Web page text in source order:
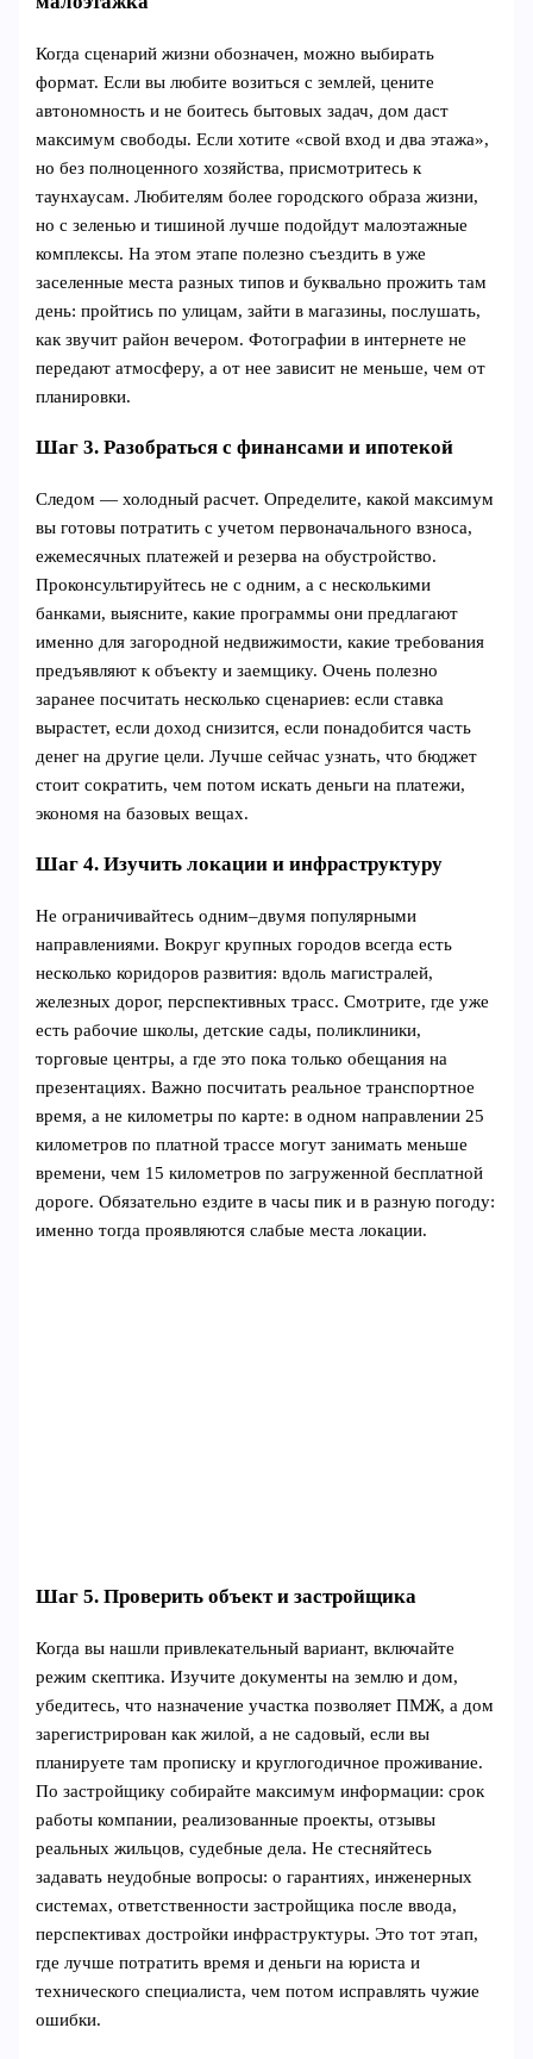
Когда сценарий жизни обозначен, можно выбирать
формат. Если вы любите возиться с землей, цените
автономность и не боитесь бытовых задач, дом даст
максимум свободы. Если хотите «свой вход и два этажа»,
но без полноценного хозяйства, присмотритесь к
таунхаусам. Любителям более городского образа жизни,
но с зеленью и тишиной лучше подойдут малоэтажные
комплексы. На этом этапе полезно съездить в уже
заселенные места разных типов и буквально прожить там
день: пройтись по улицам, зайти в магазины, послушать,
как звучит район вечером. Фотографии в интернете не
передают атмосферу, а от нее зависит не меньше, чем от
планировки.
Шаг 3. Разобраться с финансами и ипотекой
Следом — холодный расчет. Определите, какой максимум
вы готовы потратить с учетом первоначального взноса,
ежемесячных платежей и резерва на обустройство.
Проконсультируйтесь не с одним, а с несколькими
банками, выясните, какие программы они предлагают
именно для загородной недвижимости, какие требования
предъявляют к объекту и заемщику. Очень полезно
заранее посчитать несколько сценариев: если ставка
вырастет, если доход снизится, если понадобится часть
денег на другие цели. Лучше сейчас узнать, что бюджет
стоит сократить, чем потом искать деньги на платежи,
экономя на базовых вещах.
Шаг 4. Изучить локации и инфраструктуру
Не ограничивайтесь одним–двумя популярными
направлениями. Вокруг крупных городов всегда есть
несколько коридоров развития: вдоль магистралей,
железных дорог, перспективных трасс. Смотрите, где уже
есть рабочие школы, детские сады, поликлиники,
торговые центры, а где это пока только обещания на
презентациях. Важно посчитать реальное транспортное
время, а не километры по карте: в одном направлении 25
километров по платной трассе могут занимать меньше
времени, чем 15 километров по загруженной бесплатной
дороге. Обязательно ездите в часы пик и в разную погоду:
именно тогда проявляются слабые места локации.
Шаг 5. Проверить объект и застройщика
Когда вы нашли привлекательный вариант, включайте
режим скептика. Изучите документы на землю и дом,
убедитесь, что назначение участка позволяет ПМЖ, а дом
зарегистрирован как жилой, а не садовый, если вы
планируете там прописку и круглогодичное проживание.
По застройщику собирайте максимум информации: срок
работы компании, реализованные проекты, отзывы
реальных жильцов, судебные дела. Не стесняйтесь
задавать неудобные вопросы: о гарантиях, инженерных
системах, ответственности застройщика после ввода,
перспективах достройки инфраструктуры. Это тот этап,
где лучше потратить время и деньги на юриста и
технического специалиста, чем потом исправлять чужие
ошибки.